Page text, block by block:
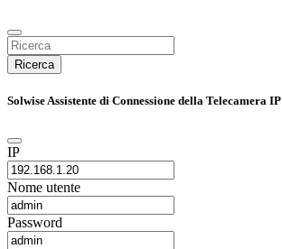
Ricerca
Solwise Assistente di Connessione della Telecamera IP
IP
Nome utente
Password